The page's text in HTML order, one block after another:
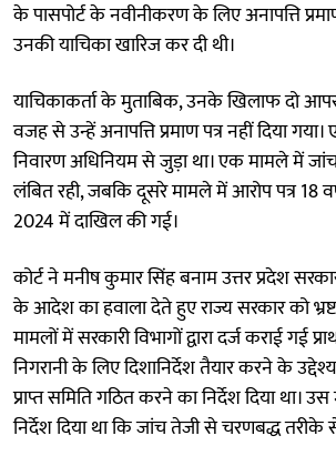
के पासपोर्ट के नवीनीकरण के लिए अनापत्ति
उनकी याचिका खारिज कर दी थी।
याचिकाकर्ता के मुताबिक, उनके खिलाफ दो
वजह से उन्हें अनापत्ति प्रमाण पत्र नहीं दिया गया।
निवारण अधिनियम से जुड़ा था। एक मामले में
लंबित रही, जबकि दूसरे मामले में आरोप पत्र 18
2024 में दाखिल की गई।
कोर्ट ने मनीष कुमार सिंह बनाम उत्तर प्रदेश
के आदेश का हवाला देते हुए राज्य सरकार को
मामलों में सरकारी विभागों द्वारा दर्ज कराई गई
निगरानी के लिए दिशानिर्देश तैयार करने के
प्राप्त समिति गठित करने का निर्देश दिया था।
निर्देश दिया था कि जांच तेजी से चरणबद्ध तरीके